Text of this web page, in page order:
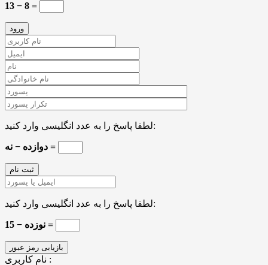
13 − 8 =
لطفا پاسخ را به عدد انگلیسی وارد کنید:
دوازده − نه =
لطفا پاسخ را به عدد انگلیسی وارد کنید:
نوزده − 15 =
نام کاربری :